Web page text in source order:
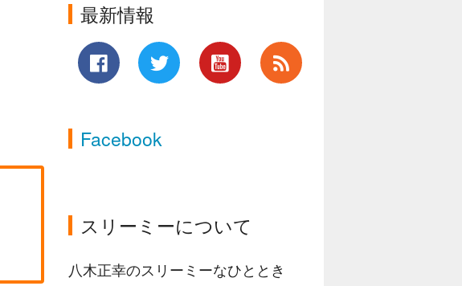
最新情報
Facebook
スリーミーについて
八木正幸のスリーミーなひととき